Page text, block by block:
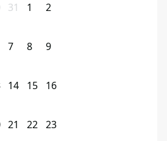
31 1 2
7 8 9
14 15 16
21 22 23